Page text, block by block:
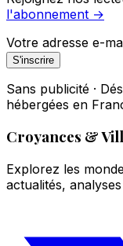
l'abonnement →
Votre adresse e-
S'inscrire
Sans publicité ·
hébergées en
Croyances &
Explorez les
actualités,